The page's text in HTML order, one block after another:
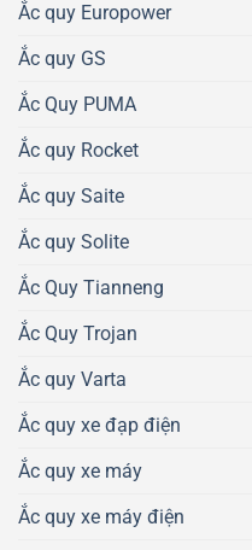
Ắc quy Europower
Ắc quy GS
Ắc Quy PUMA
Ắc quy Rocket
Ắc quy Saite
Ắc quy Solite
Ắc Quy Tianneng
Ắc Quy Trojan
Ắc quy Varta
Ắc quy xe đạp điện
Ắc quy xe máy
Ắc quy xe máy điện